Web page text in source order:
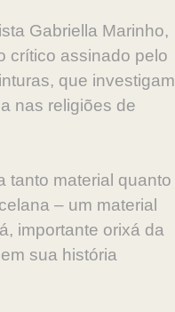
Gabriella Marinho,
crítico assinado pelo
que investigam
nas religiões de
tanto material quanto
– um material
importante orixá da
sua história